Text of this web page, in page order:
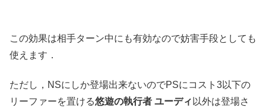
この効果は相手ターン中にも有効なので妨害手段としても
使えます．
ただし，NSにしか登場出来ないのでPSにコスト3以下の
リーファーを置ける悠遊の執行者 ユーディ 以外は登場さ